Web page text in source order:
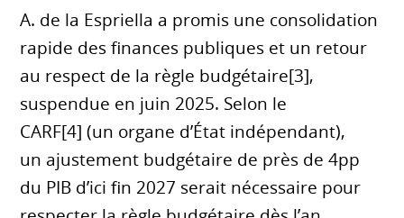
A. de la Espriella a promis une consolidation
rapide des finances publiques et un retour
au respect de la règle budgétaire[3],
suspendue en juin 2025. Selon le
CARF[4] (un organe d’État indépendant),
un ajustement budgétaire de près de 4pp
du PIB d’ici fin 2027 serait nécessaire pour